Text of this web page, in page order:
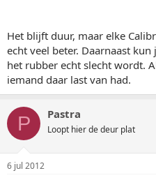
Het blijft duur, maar elke
echt veel beter. Daarnaast
het rubber echt slecht wordt.
iemand daar last van had.
P Pastra
Loopt hier de deur plat
6 jul 2012